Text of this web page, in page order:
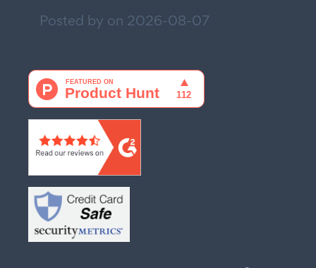
Posted by on 2026-08-07